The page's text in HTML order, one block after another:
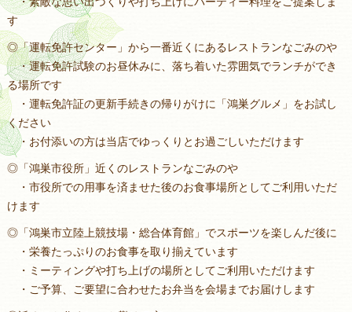
す
◎「運転免許センター」から一番近くにあるレストランなごみのや
・運転免許試験のお昼休みに、落ち着いた雰囲気でランチができ
る場所です
・運転免許証の更新手続きの帰りがけに「鴻巣グルメ」をお試し
ください
・お付添いの方は当店でゆっくりとお過ごしいただけます
◎「鴻巣市役所」近くのレストランなごみのや
・市役所での用事を済ませた後のお食事場所としてご利用いただ
けます
◎「鴻巣市立陸上競技場・総合体育館」でスポーツを楽しんだ後に
・栄養たっぷりのお食事を取り揃えています
・ミーティングや打ち上げの場所としてご利用いただけます
・ご予算、ご要望に合わせたお弁当を会場までお届けします